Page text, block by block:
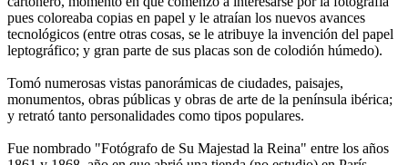
pues coloreaba copias en papel y le atraían los nuevos avances
tecnológicos (entre otras cosas, se le atribuye la invención del papel
leptográfico; y gran parte de sus placas son de colodión húmedo).
Tomó numerosas vistas panorámicas de ciudades, paisajes,
monumentos, obras públicas y obras de arte de la península ibérica;
y retrató tanto personalidades como tipos populares.
Fue nombrado "Fotógrafo de Su Majestad la Reina" entre los años